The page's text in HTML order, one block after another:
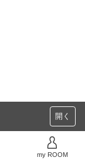
開く
my ROOM